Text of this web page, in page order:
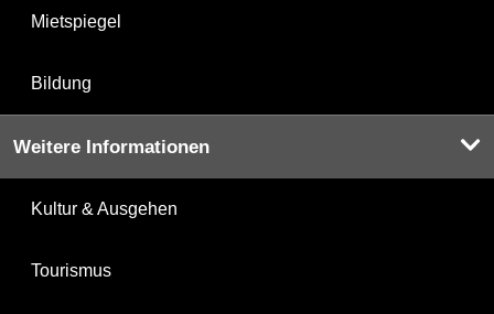
Mietspiegel
Bildung
Weitere Informationen
Kultur & Ausgehen
Tourismus